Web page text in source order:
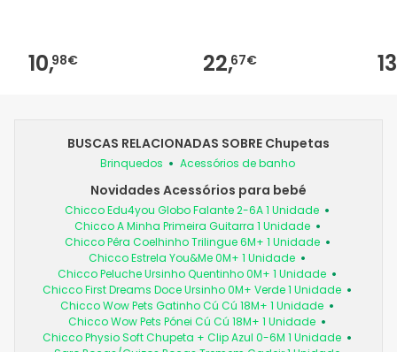
10,98€ 22,67€
BUSCAS RELACIONADAS SOBRE Chupetas
Brinquedos Acessórios de banho
Novidades Acessórios para bebé
Chicco Edu4you Globo Falante 2-6A 1 Unidade
Chicco A Minha Primeira Guitarra 1 Unidade
Chicco Pêra Coelhinho Trilingue 6M+ 1 Unidade
Chicco Estrela You&Me 0M+ 1 Unidade
Chicco Peluche Ursinho Quentinho 0M+ 1 Unidade
Chicco First Dreams Doce Ursinho 0M+ Verde 1 Unidade
Chicco Wow Pets Gatinho Cú Cú 18M+ 1 Unidade
Chicco Wow Pets Pónei Cú Cú 18M+ 1 Unidade
Chicco Physio Soft Chupeta + Clip Azul 0-6M 1 Unidade